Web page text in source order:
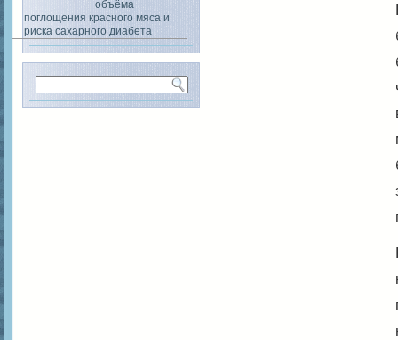
объёма
поглощения красного мяса и
риска сахарного диабета